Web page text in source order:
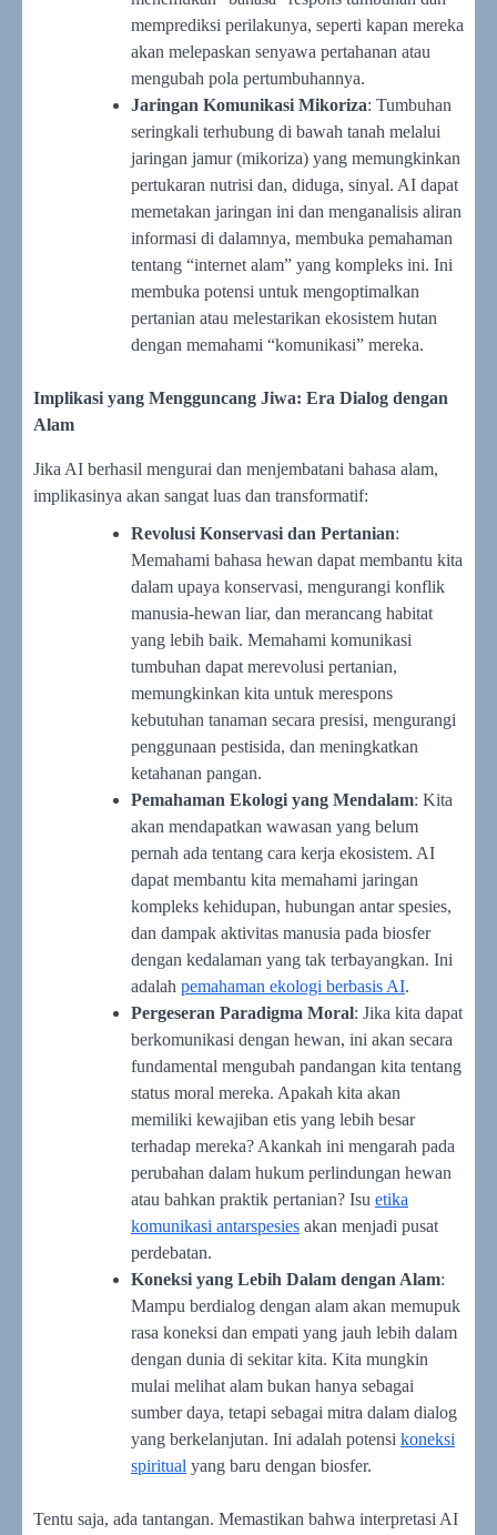
memprediksi perilakunya, seperti kapan mereka
akan melepaskan senyawa pertahanan atau
mengubah pola pertumbuhannya.
Jaringan Komunikasi Mikoriza: Tumbuhan
seringkali terhubung di bawah tanah melalui
jaringan jamur (mikoriza) yang memungkinkan
pertukaran nutrisi dan, diduga, sinyal. AI dapat
memetakan jaringan ini dan menganalisis aliran
informasi di dalamnya, membuka pemahaman
tentang “internet alam” yang kompleks ini. Ini
membuka potensi untuk mengoptimalkan
pertanian atau melestarikan ekosistem hutan
dengan memahami “komunikasi” mereka.
Implikasi yang Mengguncang Jiwa: Era Dialog dengan
Alam
Jika AI berhasil mengurai dan menjembatani bahasa alam,
implikasinya akan sangat luas dan transformatif:
Revolusi Konservasi dan Pertanian:
Memahami bahasa hewan dapat membantu kita
dalam upaya konservasi, mengurangi konflik
manusia-hewan liar, dan merancang habitat
yang lebih baik. Memahami komunikasi
tumbuhan dapat merevolusi pertanian,
memungkinkan kita untuk merespons
kebutuhan tanaman secara presisi, mengurangi
penggunaan pestisida, dan meningkatkan
ketahanan pangan.
Pemahaman Ekologi yang Mendalam: Kita
akan mendapatkan wawasan yang belum
pernah ada tentang cara kerja ekosistem. AI
dapat membantu kita memahami jaringan
kompleks kehidupan, hubungan antar spesies,
dan dampak aktivitas manusia pada biosfer
dengan kedalaman yang tak terbayangkan. Ini
adalah pemahaman ekologi berbasis AI.
Pergeseran Paradigma Moral: Jika kita dapat
berkomunikasi dengan hewan, ini akan secara
fundamental mengubah pandangan kita tentang
status moral mereka. Apakah kita akan
memiliki kewajiban etis yang lebih besar
terhadap mereka? Akankah ini mengarah pada
perubahan dalam hukum perlindungan hewan
atau bahkan praktik pertanian? Isu etika
komunikasi antarspesies akan menjadi pusat
perdebatan.
Koneksi yang Lebih Dalam dengan Alam:
Mampu berdialog dengan alam akan memupuk
rasa koneksi dan empati yang jauh lebih dalam
dengan dunia di sekitar kita. Kita mungkin
mulai melihat alam bukan hanya sebagai
sumber daya, tetapi sebagai mitra dalam dialog
yang berkelanjutan. Ini adalah potensi koneksi
spiritual yang baru dengan biosfer.
Tentu saja, ada tantangan. Memastikan bahwa interpretasi AI